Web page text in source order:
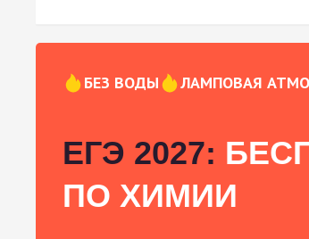
БЕЗ ВОДЫ ЛАМПОВАЯ
ЕГЭ 2027:
ПО ХИМИИ